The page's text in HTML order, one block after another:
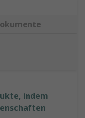
indem